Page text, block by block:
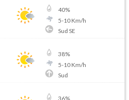
40%
5-10Km/h
Sud SE
38%
5-10Km/h
Sud
36%